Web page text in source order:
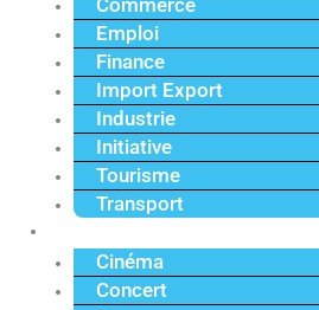
Commerce
Emploi
Finance
Import Export
Industrie
Initiative
Tourisme
Transport
Cinéma
Concert